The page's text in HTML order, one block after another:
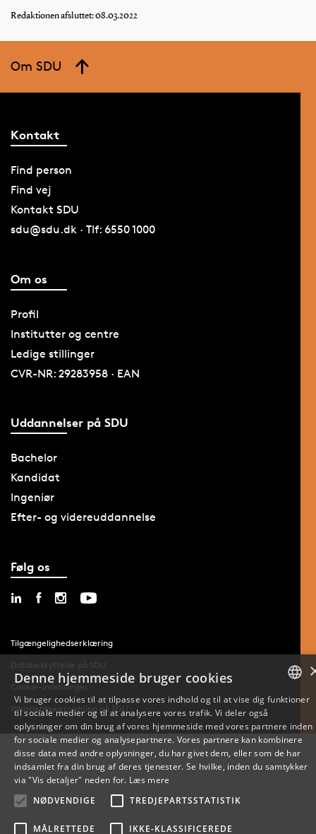
Redaktionen afsluttet: 08.03.2022
Om SDU
Kontakt
Find person
Find vej
Kontakt SDU
sdu@sdu.dk · Tlf: 6550 1000
Om os
Profil
Institutter og centre
Ledige stillinger
CVR-NR: 29283958 · EAN
Uddannelser på SDU
Bachelor
Kandidat
Ingeniør
Efter- og videreuddannelse
Følg os
Tilgængelighedserklæring
Databeskyttelse på SDU
Cookie-indstillinger
Whistleblowerordning på SDU
ENGLISH
Denne hjemmeside bruger cookies
Vi bruger cookies til at tilpasse vores indhold og til at vise dig funktioner
til sociale medier og til at analysere vores trafik. Vi deler også
oplysninger om din brug af vores hjemmeside med vores partnere inden
for sociale medier og analysepartnere. Vores partnere kan kombinere
disse data med andre oplysninger, du har givet dem, eller som de har
indsamlet fra din brug af deres tjenester. Se hvilke, inden du samtykker
via "Vis detaljer" neden for. Læs mere
NØDVENDIGE
TREDJEPARTSSTATISTIK
MÅLRETTEDE IKKE-KLASSIFICEREDE